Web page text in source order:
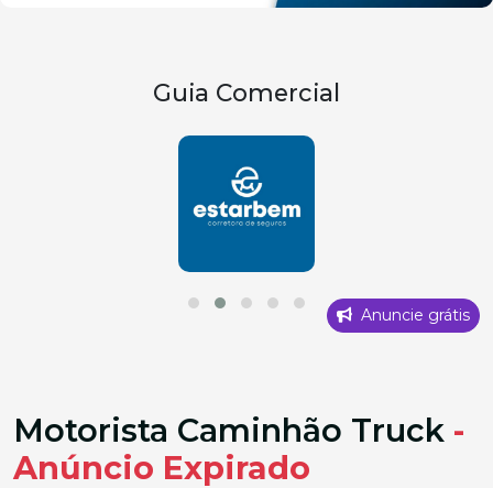
Guia Comercial
Anuncie grátis
Motorista Caminhão Truck -
Anúncio Expirado